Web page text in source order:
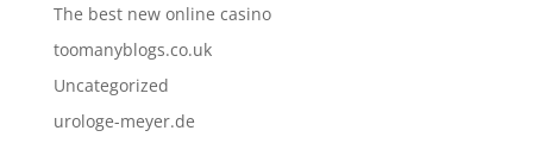
The best new online casino
toomanyblogs.co.uk
Uncategorized
urologe-meyer.de